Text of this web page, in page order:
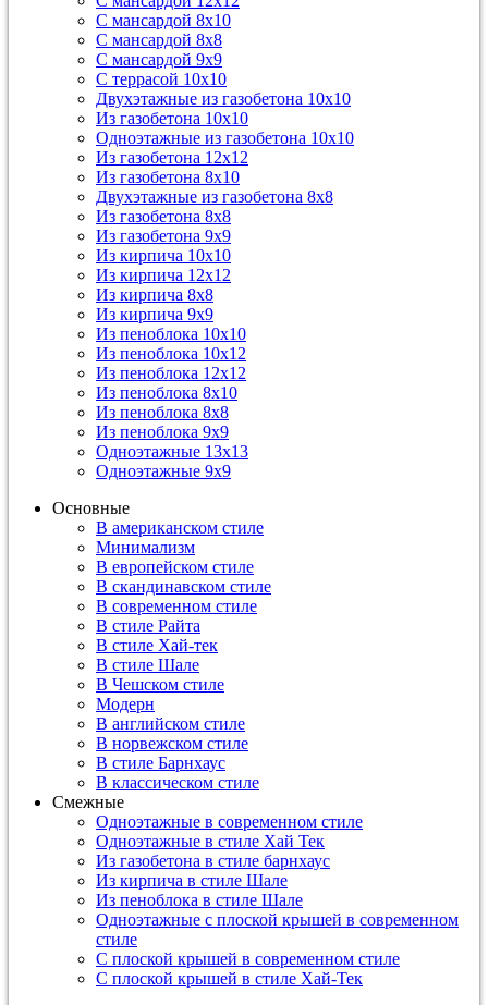
С мансардой 8х10
С мансардой 8х8
С мансардой 9х9
С террасой 10х10
Двухэтажные из газобетона 10х10
Из газобетона 10х10
Одноэтажные из газобетона 10х10
Из газобетона 12х12
Из газобетона 8х10
Двухэтажные из газобетона 8х8
Из газобетона 8х8
Из газобетона 9х9
Из кирпича 10х10
Из кирпича 12х12
Из кирпича 8х8
Из кирпича 9х9
Из пеноблока 10х10
Из пеноблока 10х12
Из пеноблока 12х12
Из пеноблока 8х10
Из пеноблока 8х8
Из пеноблока 9х9
Одноэтажные 13х13
Одноэтажные 9х9
Основные
В американском стиле
Минимализм
В европейском стиле
В скандинавском стиле
В современном стиле
В стиле Райта
В стиле Хай-тек
В стиле Шале
В Чешском стиле
Модерн
В английском стиле
В норвежском стиле
В стиле Барнхаус
В классическом стиле
Смежные
Одноэтажные в современном стиле
Одноэтажные в стиле Хай Тек
Из газобетона в стиле барнхаус
Из кирпича в стиле Шале
Из пеноблока в стиле Шале
Одноэтажные с плоской крышей в современном
стиле
С плоской крышей в современном стиле
С плоской крышей в стиле Хай-Тек